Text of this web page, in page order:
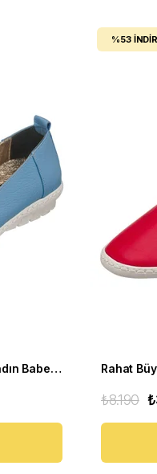
Yumuşak Büyük Numara Kadın Babet Ayakkabı PR 4411 mavi
₺8.190
%53